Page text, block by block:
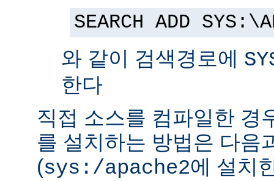
SEARCH ADD
와 같이 검색경로에
한다
직접 소스를 컴파일한 경
를 설치하는 방법은 다음
(sys:/apache2에 설치